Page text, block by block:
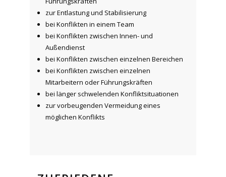
zur Entlastung und Stabilisierung
bei Konflikten in einem Team
bei Konflikten zwischen Innen- und
Außendienst
bei Konflikten zwischen einzelnen Bereichen
bei Konflikten zwischen einzelnen
Mitarbeitern oder Führungskräften
bei länger schwelenden Konfliktsituationen
zur vorbeugenden Vermeidung eines
möglichen Konflikts